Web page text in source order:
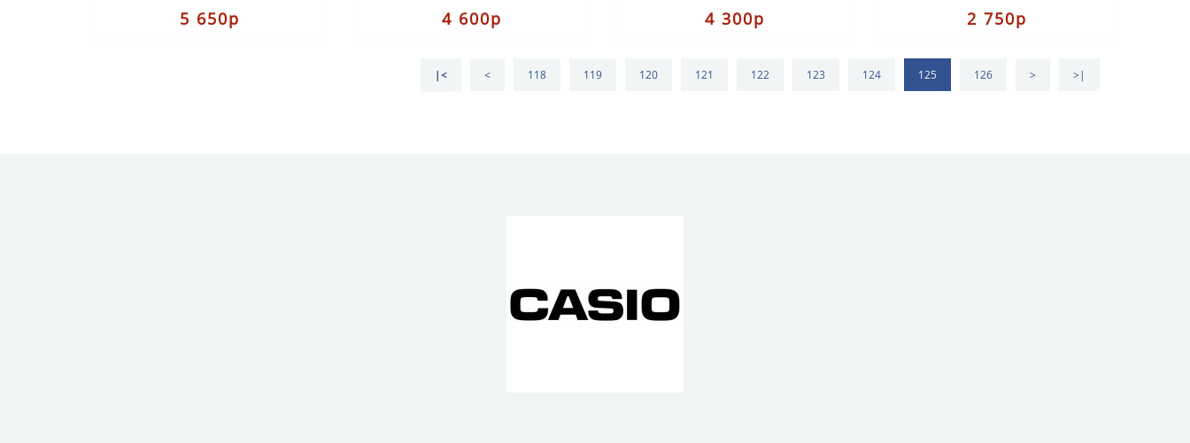
подходит для всех моделей PRW..
5 650р 4 600р
цвета.Подходит для моделей:PRW-
3500Y-4EPRW-3500PRG-260PRG-5..
4 300р 2 750р
|< < 118 119 120 121 122 123 124 125 126 > >|